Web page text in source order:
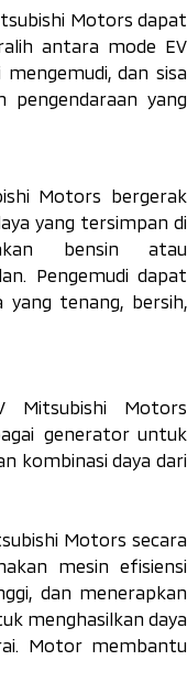
Motors dapat
antara mode EV
dan sisa
pengendaraan yang
Motors bergerak
yang tersimpan di
bensin atau
Pengemudi dapat
tenang, bersih,
Mitsubishi Motors
generator untuk
kombinasi daya dari
Motors secara
mesin efisiensi
dan menerapkan
menghasilkan daya
Motor membantu